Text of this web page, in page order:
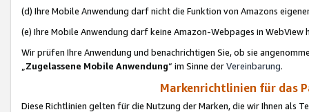
(d) Ihre Mobile Anwendung darf nicht die Funktion von Amazons
(e) Ihre Mobile Anwendung darf keine Amazon-Webpages in WebView
Wir prüfen Ihre Anwendung und benachrichtigen Sie, ob sie
„Zugelassene Mobile Anwendung“ im Sinne derVereinbarung.
Markenrichtlinien für das
Diese Richtlinien gelten für die Nutzung der Marken, die wir Ihnen als